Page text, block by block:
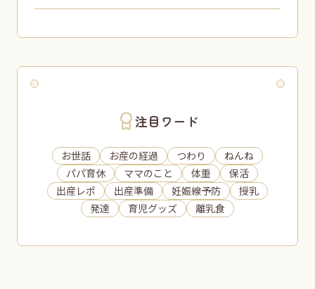
注目ワード
お世話 お産の経過 つわり
ねんね
パパ育休
ママのこと 体重
保活
出産レポ
出産準備 妊娠線予防
授乳
発達
育児グッズ 離乳食